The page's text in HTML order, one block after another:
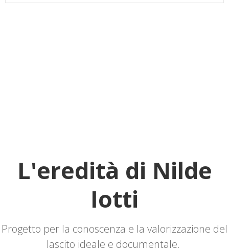
L'eredità di Nilde
Iotti
Progetto per la conoscenza e la valorizzazione del
lascito ideale e documentale.